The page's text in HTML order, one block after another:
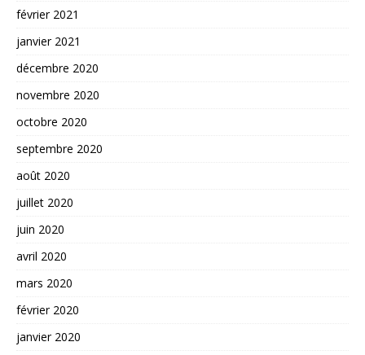
février 2021
janvier 2021
décembre 2020
novembre 2020
octobre 2020
septembre 2020
août 2020
juillet 2020
juin 2020
avril 2020
mars 2020
février 2020
janvier 2020